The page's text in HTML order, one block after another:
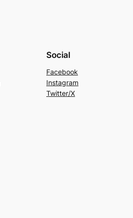
Social
Facebook
Instagram
Twitter/X